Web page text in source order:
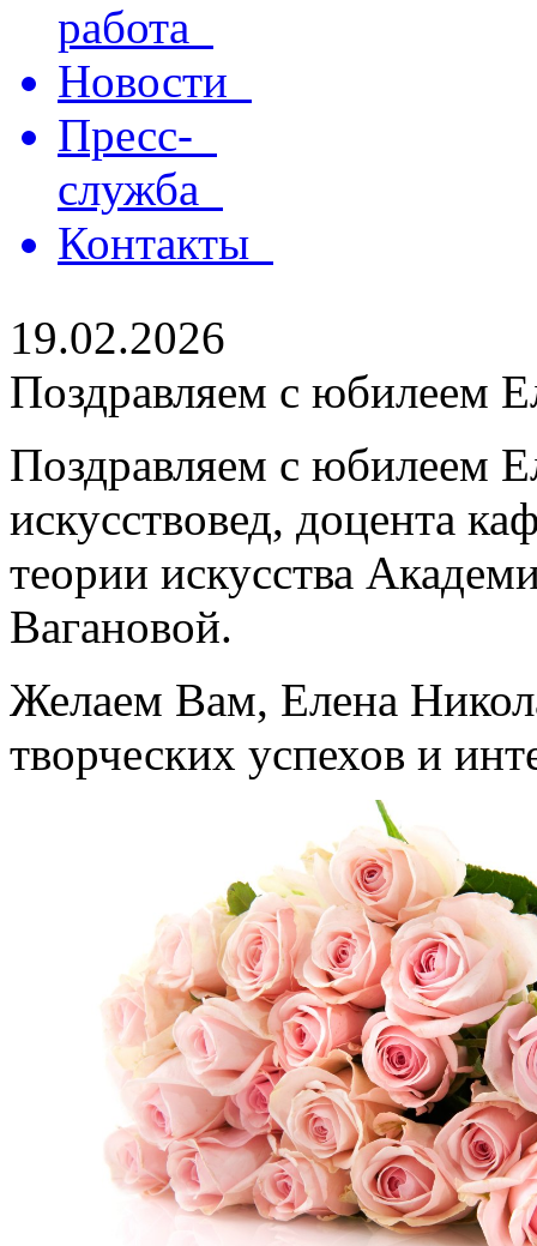
работа
Новости
Пресс-
служба
Контакты
19.02.2026
Поздравляем с юбилеем
Поздравляем с юбилеем
искусствовед, доцента
теории искусства
Вагановой.
Желаем Вам, Елена
творческих успехов и